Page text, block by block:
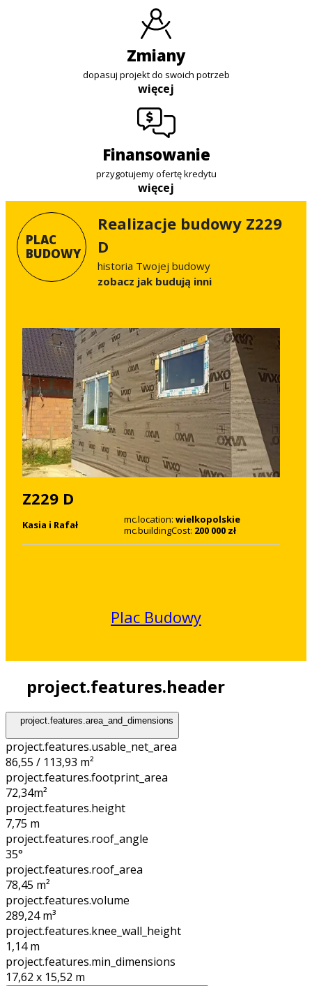
zmiany
dopasuj projekt do swoich potrzeb
więcej
finansowanie
przygotujemy ofertę kredytu
więcej
PLAC
BUDOWY
Realizacje budowy Z229
D
historia Twojej budowy
Zobacz jak budują inni
Z229 D
Kasia i Rafał mc.location: wielkopolskie
mc.buildingCost: 200 000 zł
Plac Budowy
project.features.header
project.features.area_and_dimensions
project.features.usable_net_area
86,55 / 113,93 m²
project.features.footprint_area
72,34m²
project.features.height
7,75 m
project.features.roof_angle
35°
project.features.roof_area
78,45 m²
project.features.volume
289,24m³
project.features.knee_wall_height
1,14m
project.features.min_dimensions
17,62 x 15,52 m